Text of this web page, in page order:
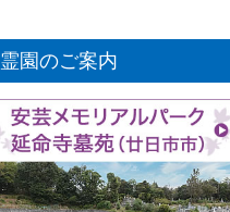
霊園のご案内